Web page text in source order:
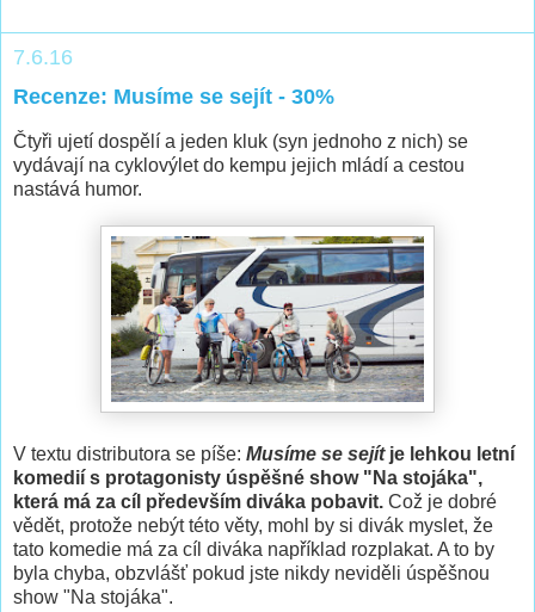
7.6.16
Recenze: Musíme se sejít - 30%
Čtyři ujetí dospělí a jeden kluk (syn jednoho z nich) se
vydávají na cyklovýlet do kempu jejich mládí a cestou
nastává humor.
V textu distributora se píše: Musíme se sejítje lehkou letní
komedií s protagonisty úspěšné show "Na stojáka",
která má za cíl především diváka pobavit. Což je dobré
vědět, protože nebýt této věty, mohl by si divák myslet, že
tato komedie má za cíl diváka například rozplakat. A to by
byla chyba, obzvlášť pokud jste nikdy neviděli úspěšnou
show "Na stojáka".